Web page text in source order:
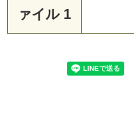
ァイル 1